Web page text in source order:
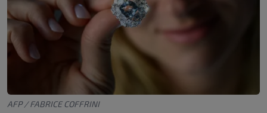
AFP / FABRICE COFFRINI